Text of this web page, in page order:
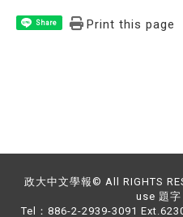
Share Print this page
政大中文學報© All RIGHTS
use 題字
Tel：886-2-2939-3091